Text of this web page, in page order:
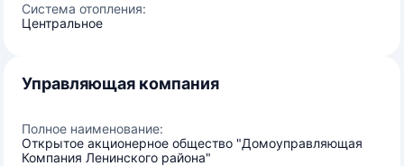
Система отопления:
Центральное
Управляющая компания
Полное наименование:
Открытое акционерное общество "Домоуправляющая
Компания Ленинского района"